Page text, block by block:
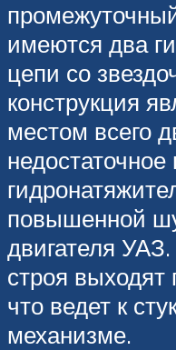
имеются два
цепи со
конструкция
местом всего
повышенной
двигателя
строя выходят
что ведет к
механизме.